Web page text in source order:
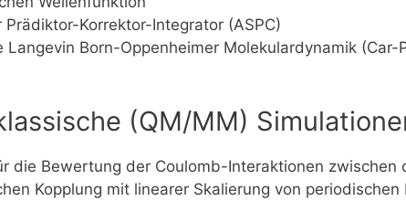
Korrektor-Integrator (ASPC)
Langevin Born-Oppenheimer Molekulardynamik
(QM/MM)
die Bewertung der Coulomb-Interaktionen zwischen
Kopplung mit linearer Skalierung von